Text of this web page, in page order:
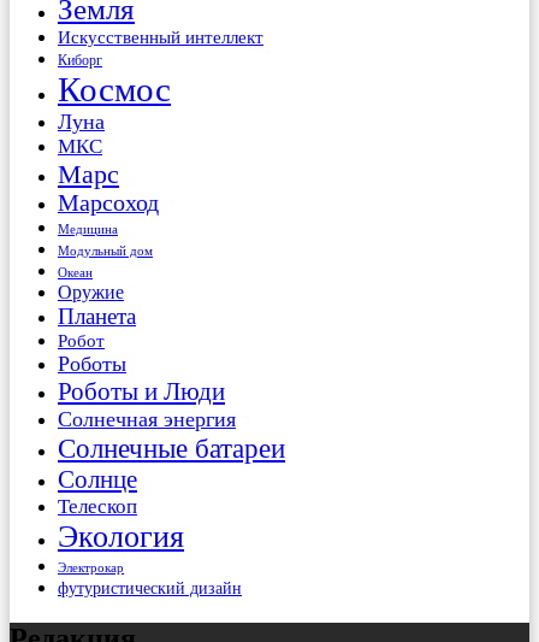
Земля
Искусственный интеллект
Киборг
Космос
Луна
МКС
Марс
Марсоход
Медицина
Модульный дом
Океан
Оружие
Планета
Робот
Роботы
Роботы и Люди
Солнечная энергия
Солнечные батареи
Солнце
Телескоп
Экология
Электрокар
футуристический дизайн